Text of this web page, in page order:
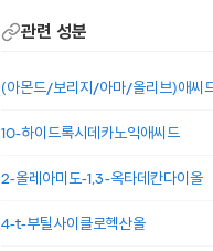
관련 성분
(아몬드/보리지/아마/올리브)애씨
10-하이드록시데카노익애씨드
2-올레아미도-1,3-옥타데칸다이올
4-t-부틸사이클로헥산올